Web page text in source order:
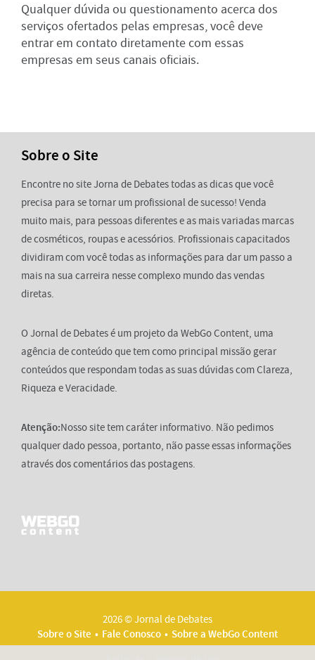
Qualquer dúvida ou questionamento acerca dos
serviços ofertados pelas empresas, você deve
entrar em contato diretamente com essas
empresas em seus canais oficiais.
Sobre o Site
Encontre no site Jorna de Debates todas as dicas que você
precisa para se tornar um profissional de sucesso! Venda
muito mais, para pessoas diferentes e as mais variadas marcas
de cosméticos, roupas e acessórios. Profissionais capacitados
dividiram com você todas as informações para dar um passo a
mais na sua carreira nesse complexo mundo das vendas
diretas.
O Jornal de Debates é um projeto da WebGo Content, uma
agência de conteúdo que tem como principal missão gerar
conteúdos que respondam todas as suas dúvidas com Clareza,
Riqueza e Veracidade.
Atenção:Nosso site tem caráter informativo. Não pedimos
qualquer dado pessoa, portanto, não passe essas informações
através dos comentários das postagens.
2026 © Jornal de Debates
Sobre o Site
Fale Conosco
Sobre a WebGo Content